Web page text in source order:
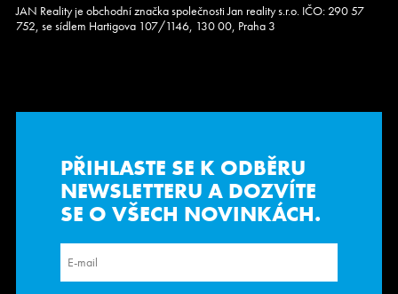
JAN Reality je obchodní značka společnosti Jan reality s.r.o. IČO: 290 57
752, se sídlem Hartigova 107/1146, 130 00, Praha 3
PŘIHLASTE SE K ODBĚRU
NEWSLETTERUA DOZVÍTE
SE O VŠECH NOVINKÁCH.